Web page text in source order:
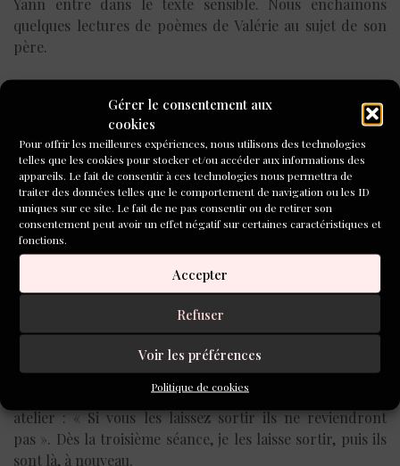
Gérer le consentement aux
cookies
Pour offrir les meilleures expériences, nous utilisons des technologies
telles que les cookies pour stocker et/ou accéder aux informations des
appareils. Le fait de consentir à ces technologies nous permettra de
traiter des données telles que le comportement de navigation ou les ID
uniques sur ce site. Le fait de ne pas consentir ou de retirer son
consentement peut avoir un effet négatif sur certaines caractéristiques et
fonctions.
Accepter
Refuser
Voir les préférences
Politique de cookies
quelques lectures de poèmes de Valérie au sujet de son
père.
*
En passant par des photos : réalités visibles. Je leur en
présente une à chacun, ils sont invités à écrire l’histoire
qu’elle raconte. Pour l’un, l’homme attend le train, pour
l’autre il est noyé dans ses pensées, veut partir voyager
ou vient de faire un mauvais coup. L’écriture de l’histoire
commencée par l’un se poursuit par l’écrivant d’à-côté. A
plusieurs mains, le texte s’échafaude. Se croisent les
temps, les pensées, le choix des mots. Des imaginaires
actifs.
Ils sont restés assis jusqu’à la pause. La responsable du
dispositif de raccrochage scolaire m’avait dit au premier
atelier : « Si vous les laissez sortir ils ne reviendront
pas ». Dès la troisième séance, je les laisse sortir, puis ils
sont là, à nouveau.